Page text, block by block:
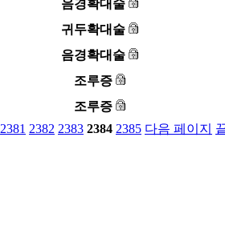
음경확대술
귀두확대술
음경확대술
조루증
조루증
2381 2382 2383 2384 2385 다음 페이지